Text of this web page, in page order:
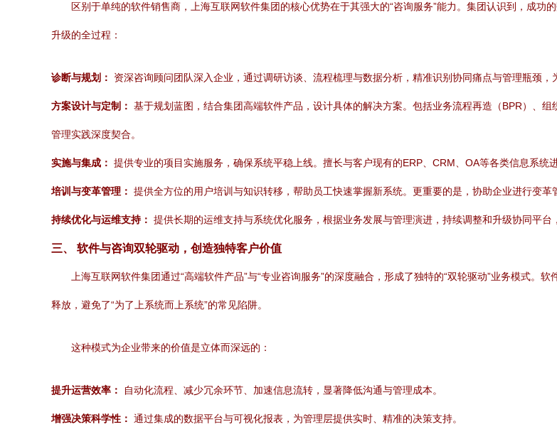
区别于单纯的软件销售商，上海互联网软件集团的核心优势在于其强大的“咨询服务”能力。集团认识到，成
升级的全过程：
诊断与规划： 资深咨询顾问团队深入企业，通过调研访谈、流程梳理与数据分析，精准识别协同痛点与管理瓶颈，
方案设计与定制： 基于规划蓝图，结合集团高端软件产品，设计具体的解决方案。包括业务流程再造（BPR）、
管理实践深度契合。
实施与集成： 提供专业的项目实施服务，确保系统平稳上线。擅长与客户现有的ERP、CRM、OA等各类信息系统
培训与变革管理： 提供全方位的用户培训与知识转移，帮助员工快速掌握新系统。更重要的是，协助企业进行变革
持续优化与运维支持： 提供长期的运维支持与系统优化服务，根据业务发展与管理演进，持续调整和升级协同平台
三、 软件与咨询双轮驱动，创造独特客户价值
上海互联网软件集团通过“高端软件产品”与“专业咨询服务”的深度融合，形成了独特的“双轮驱动”业务模式
释放，避免了“为了上系统而上系统”的常见陷阱。
这种模式为企业带来的价值是立体而深远的：
提升运营效率： 自动化流程、减少冗余环节、加速信息流转，显著降低沟通与管理成本。
增强决策科学性： 通过集成的数据平台与可视化报表，为管理层提供实时、精准的决策支持。